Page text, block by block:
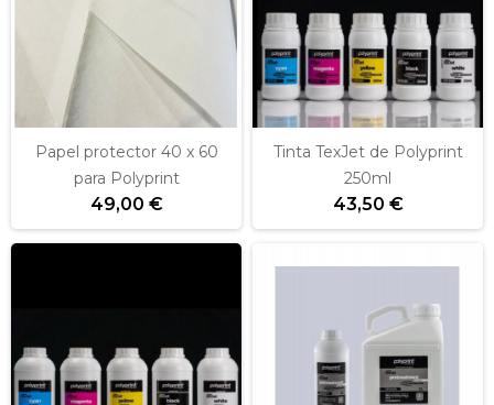
Papel protector 40 x 60
para Polyprint
49,00 €
Tinta TexJet de Polyprint
250ml
43,50 €